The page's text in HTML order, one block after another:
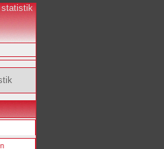
statistik